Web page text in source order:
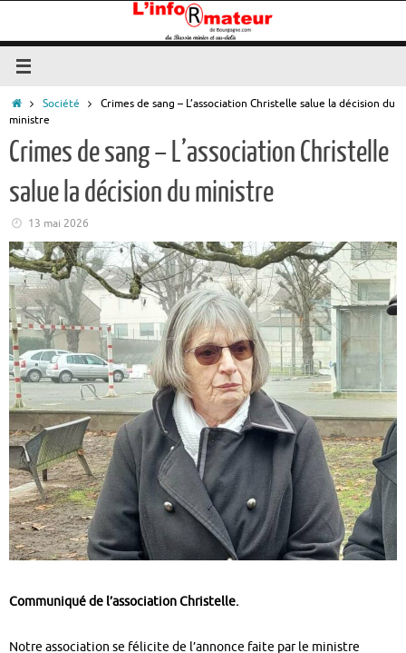
contenu
Accueil
Société
Crimes de sang – L’association Christelle salue la décision du
ministre
Crimes de sang – L’association Christelle
salue la décision du ministre
13 mai 2026
Communiqué de l’association Christelle.
Notre association se félicite de l’annonce faite par le ministre